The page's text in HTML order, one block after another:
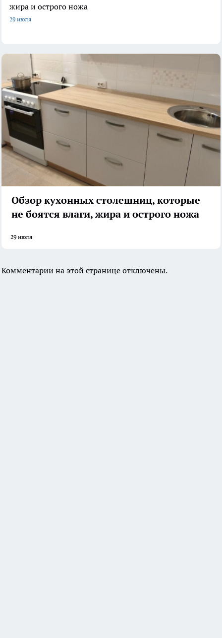
жира и острого ножа
29 июля
Обзор кухонных столешниц, которые
не боятся влаги, жира и острого ножа
29 июля
Комментарии на этой странице отключены.